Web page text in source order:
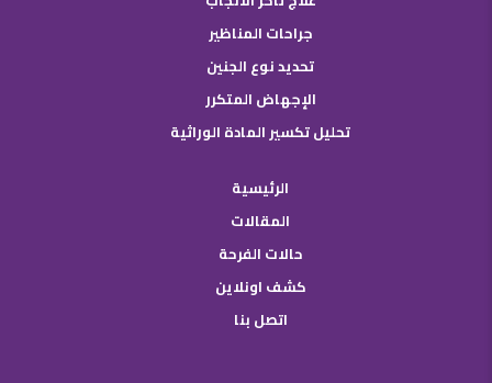
جراحات المناظير
تحديد نوع الجنين
الإجهاض المتكرر
تحليل تكسير المادة الوراثية
الرئيسية
المقالات
حالات الفرحة
كشف اونلاين
اتصل بنا